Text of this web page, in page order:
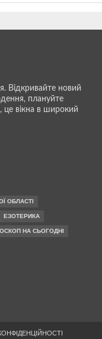
Відкривайте новий
плануйте
вікна в широкий
ОБЛАСТІ
ЕЗОТЕРИКА
НА СЬОГОДНІ